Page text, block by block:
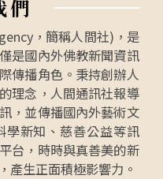
們
，簡稱人間社)，是
是國內外佛教新聞資訊
傳播角色。秉持創辦人
理念，人間通訊社報導
，並傳播國內外藝術文
學新知、慈善公益等訊
台，時時與真善美的新
產生正面積極影響力。